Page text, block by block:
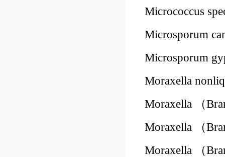
Micrococcus
Microsporum
Microsporum
Moraxella
Moraxella （
Moraxella （
Moraxella （